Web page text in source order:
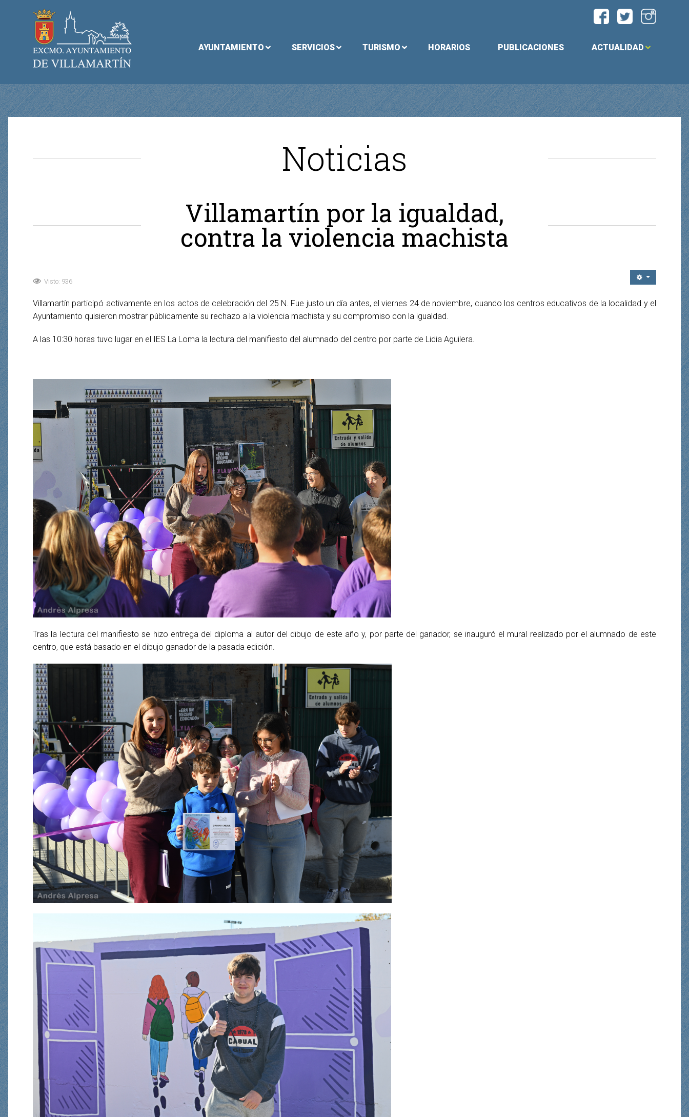
AYUNTAMIENTO SERVICIOS TURISMO HORARIOS PUBLICACIONES ACTUALIDAD
Noticias
Villamartín por la igualdad,
contra la violencia machista
Visto: 936
Villamartín participó activamente en los actos de celebración del 25 N. Fue justo un día antes, el viernes 24 de noviembre, cuando los centros educativos de la localidad y el
Ayuntamiento quisieron mostrar públicamente su rechazo a la violencia machista y su compromiso con la igualdad.
A las 10:30 horas tuvo lugar en el IES La Loma la lectura del manifiesto del alumnado del centro por parte de Lidia Aguilera.
Tras la lectura del manifiesto se hizo entrega del diploma al autor del dibujo de este año y, por parte del ganador, se inauguró el mural realizado por el alumnado de este
centro, que está basado en el dibujo ganador de la pasada edición.